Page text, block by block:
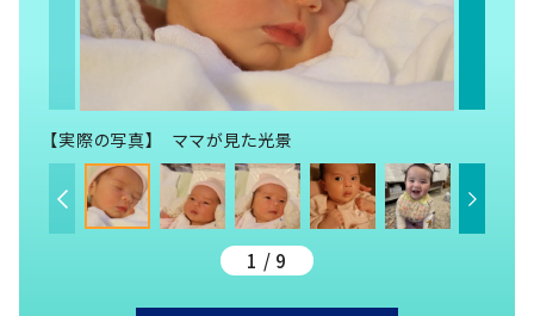
【実際の写真】 ママが見た光景
1 / 9